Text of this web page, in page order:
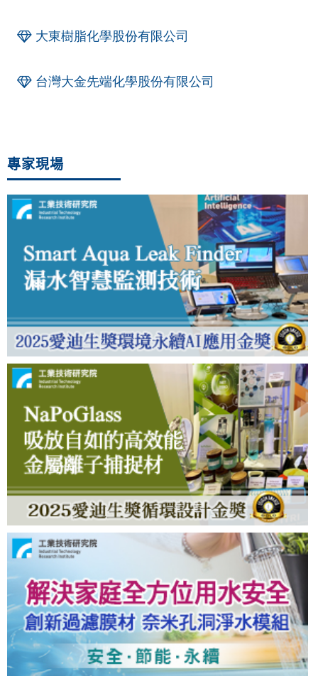
大東樹脂化學股份有限公司
台灣大金先端化學股份有限公司
專家現場